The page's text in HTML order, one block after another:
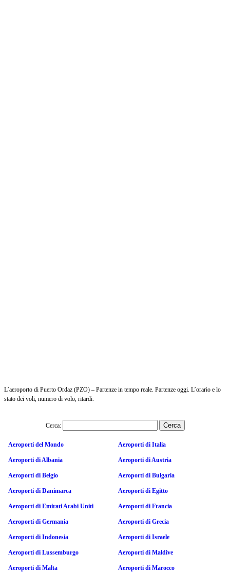
L’aeroporto di Puerto Ordaz (PZO) – Partenze in tempo reale. Partenze oggi. L’orario e lo
stato dei voli, numero di volo, ritardi.
Cerca:
Aeroporti del Mondo Aeroporti di Italia
Aeroporti di Albania Aeroporti di Austria
Aeroporti di Belgio Aeroporti di Bulgaria
Aeroporti di Danimarca Aeroporti di Egitto
Aeroporti di Emirati Arabi Uniti Aeroporti di Francia
Aeroporti di Germania Aeroporti di Grecia
Aeroporti di Indonesia Aeroporti di Israele
Aeroporti di Lussemburgo Aeroporti di Maldive
Aeroporti di Malta Aeroporti di Marocco